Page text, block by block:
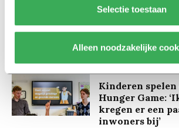
Selectie toestaan
Alleen noodzakelijke
bedreigingen en
ivoren toren uit’
Kinderen spelen
Hunger Game:
kregen er een
inwoners bij’